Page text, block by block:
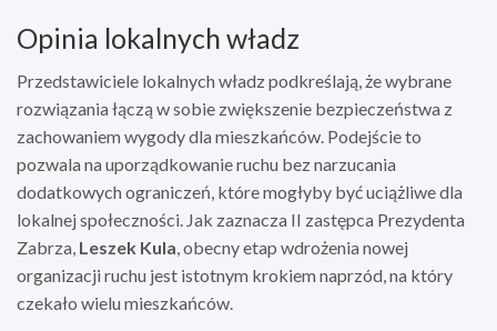
Opinia lokalnych władz
Przedstawiciele lokalnych władz podkreślają, że wybrane
rozwiązania łączą w sobie zwiększenie bezpieczeństwa z
zachowaniem wygody dla mieszkańców. Podejście to
pozwala na uporządkowanie ruchu bez narzucania
dodatkowych ograniczeń, które mogłyby być uciążliwe dla
lokalnej społeczności. Jak zaznacza II zastępca Prezydenta
Zabrza, Leszek Kula, obecny etap wdrożenia nowej
organizacji ruchu jest istotnym krokiem naprzód, na który
czekało wielu mieszkańców.